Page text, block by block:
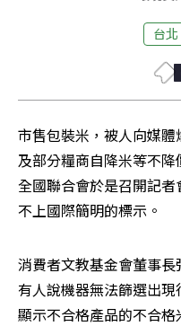
台北
市售包裝米，被人向媒
及部分糧商自降米等不
全國聯合會於是召開記
不上國際簡明的標示。
消費者文教基金會董事
有人說機器無法篩選出
顯示不合格產品的不合格